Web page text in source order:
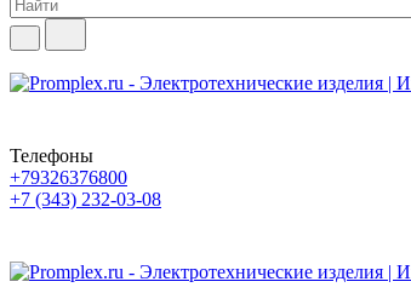
Телефоны
+79326376800
+7 (343) 232-03-08